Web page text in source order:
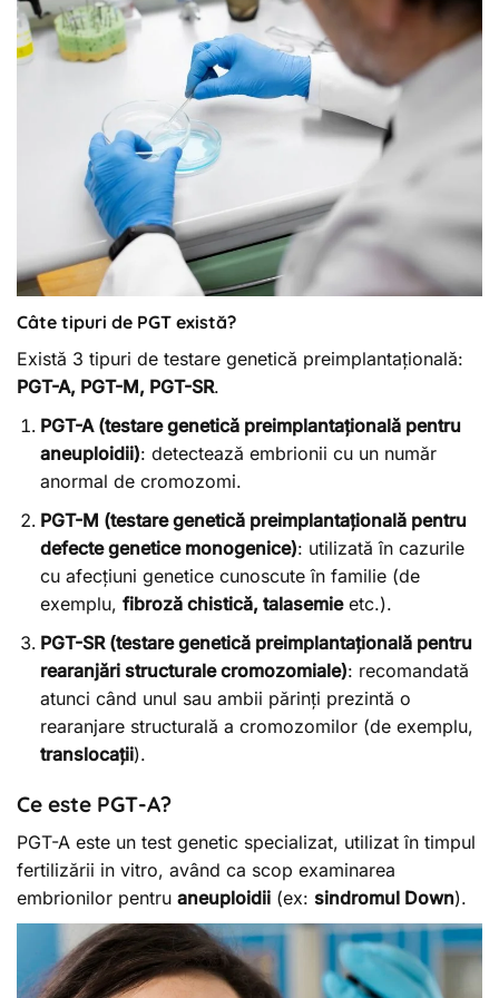
Câte tipuri de PGT există?
Există 3 tipuri de testare genetică preimplantațională:
PGT-A, PGT-M, PGT-SR.
PGT-A (testare genetică preimplantațională pentru
aneuploidii): detectează embrionii cu un număr
anormal de cromozomi.
PGT-M (testare genetică preimplantațională pentru
defecte genetice monogenice): utilizată în cazurile
cu afecțiuni genetice cunoscute în familie (de
exemplu, fibroză chistică, talasemieetc.).
PGT-SR (testare genetică preimplantațională pentru
rearanjări structurale cromozomiale): recomandată
atunci când unul sau ambii părinți prezintă o
rearanjare structurală a cromozomilor (de exemplu,
translocații).
Ce este PGT-A?
PGT-A este un test genetic specializat, utilizat în timpul
fertilizării in vitro, având ca scop examinarea
embrionilor pentru aneuploidii (ex: sindromul Down).